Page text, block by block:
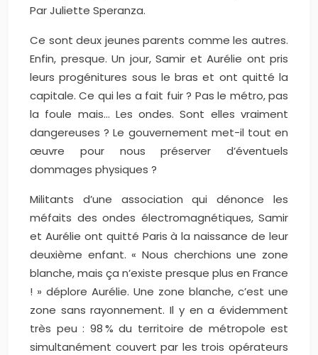
Par Juliette Speranza.
Ce sont deux jeunes parents comme les autres.
Enfin, presque. Un jour, Samir et Aurélie ont pris
leurs progénitures sous le bras et ont quitté la
capitale. Ce qui les a fait fuir ? Pas le métro, pas
la foule mais… Les ondes. Sont elles vraiment
dangereuses ? Le gouvernement met-il tout en
œuvre pour nous préserver d’éventuels
dommages physiques ?
Militants d’une association qui dénonce les
méfaits des ondes électromagnétiques, Samir
et Aurélie ont quitté Paris à la naissance de leur
deuxième enfant. « Nous cherchions une zone
blanche, mais ça n’existe presque plus en France
! » déplore Aurélie. Une zone blanche, c’est une
zone sans rayonnement. Il y en a évidemment
très peu : 98 % du territoire de métropole est
simultanément couvert par les trois opérateurs